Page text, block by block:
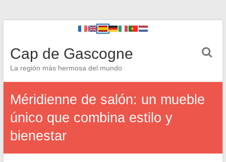
Cap de Gascogne
La región más hermosa del mundo
Méridienne de salón: un mueble
único que combina estilo y
bienestar